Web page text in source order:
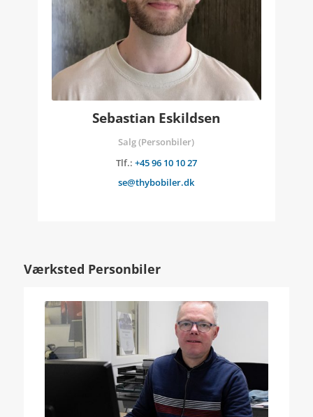
Sebastian Eskildsen
Salg (Personbiler)
Tlf.: +45 96 10 10 27
se@thybobiler.dk
Værksted Personbiler